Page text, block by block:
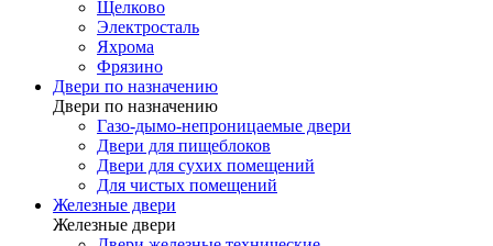
Щелково
Электросталь
Яхрома
Фрязино
Двери по назначению
Двери по назначению
Газо-дымо-непроницаемые двери
Двери для пищеблоков
Двери для сухих помещений
Для чистых помещений
Железные двери
Железные двери